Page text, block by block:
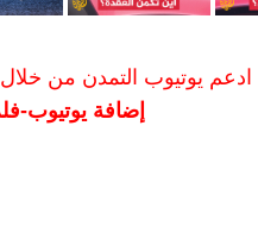
ادعم يوتيوب التمدن من خلال
إضافة يوتيوب-